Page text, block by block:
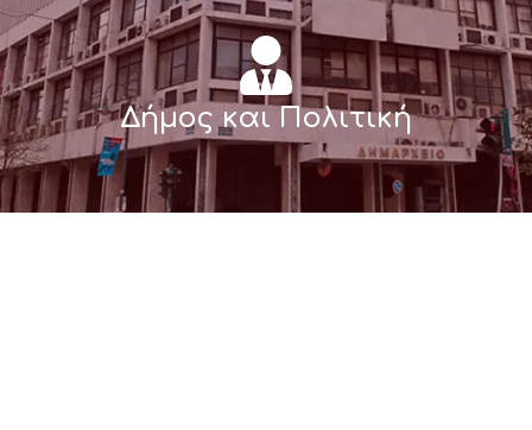
Δήμος και Πολιτική